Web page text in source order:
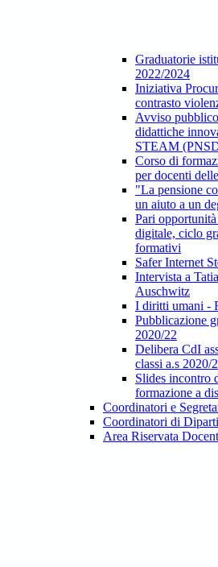
Graduatorie
2022/2024
Iniziativa
contrasto
Avviso
didattiche
STEAM
Corso di
per docenti
"La pensione
un aiuto a un
Pari
digitale, ciclo
formativi
Safer Internet
Intervista a
Auschwitz
I diritti umani -
Pubblicazione
2020/22
Delibera CdI
classi a.s 2020/
Slides incontro
formazione a
Coordinatori e
Coordinatori di
Area Riservata